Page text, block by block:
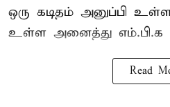
ஒரு கடிதம் அனுப்பி
உள்ள அனைத்து எம்.பி.க
Read